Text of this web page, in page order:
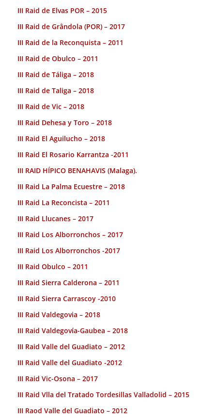
III Raid de Elvas POR – 2015
III Raid de Grândola (POR) – 2017
III Raid de la Reconquista – 2011
III Raid de Obulco – 2011
III Raid de Táliga – 2018
III Raid de Taliga – 2018
III Raid de Vic – 2018
III Raid Dehesa y Toro – 2018
III Raid El Aguilucho – 2018
III Raid El Rosario Karrantza -2011
III RAID HÍPICO BENAHAVIS (Malaga).
III Raid La Palma Ecuestre – 2018
III Raid La Reconcista – 2011
III Raid Llucanes – 2017
III Raid Los Alborronchos – 2017
III Raid Los Alborronchos -2017
III Raid Obulco – 2011
III Raid Sierra Calderona – 2011
III Raid Sierra Carrascoy -2010
III Raid Valdegovia – 2018
III Raid Valdegovía-Gaubea – 2018
III Raid Valle del Guadiato – 2012
III Raid Valle del Guadiato -2012
III Raid Vic-Osona – 2017
III Raid Vlla del Tratado Tordesillas Valladolid – 2015
III Raod Valle del Guadiato – 2012